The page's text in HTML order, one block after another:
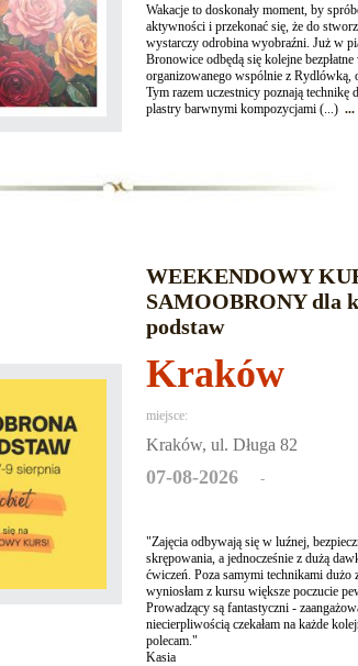
Wakacje to doskonały moment, by
aktywności i przekonać się, że do
wystarczy odrobina wyobraźni. Już w
Bronowice odbędą się kolejne
organizowanego wspólnie z Rydlówką,
Tym razem uczestnicy poznają
plastry barwnymi kompozycjami (...) ...
WEEKENDOWY
SAMOOBRONY dla
podstaw
Kraków
miejsce:
Kraków, ul. Długa 82
07-08-2026 -
"Zajęcia odbywają się w luźnej,
skrępowania, a jednocześnie z dużą
ćwiczeń. Poza samymi technikami dużo
wyniosłam z kursu większe poczucie
Prowadzący są fantastyczni -
niecierpliwością czekałam na każde
polecam."
Kasia